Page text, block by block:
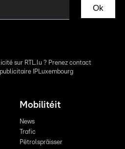
Ok
sur RTL.lu ? Prenez contact
IPLuxembourg
Mobilitéit
News
Trafic
Pëtrolspräisser